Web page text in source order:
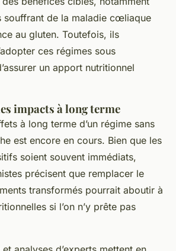
souffrant de la maladie cœliaque
au gluten. Toutefois, ils
ces régimes sous
un apport nutritionnel
impacts à long terme
à long terme d’un régime sans
est encore en cours. Bien que les
soient souvent immédiats,
précisent que remplacer le
transformés pourrait aboutir à
si l’on n’y prête pas